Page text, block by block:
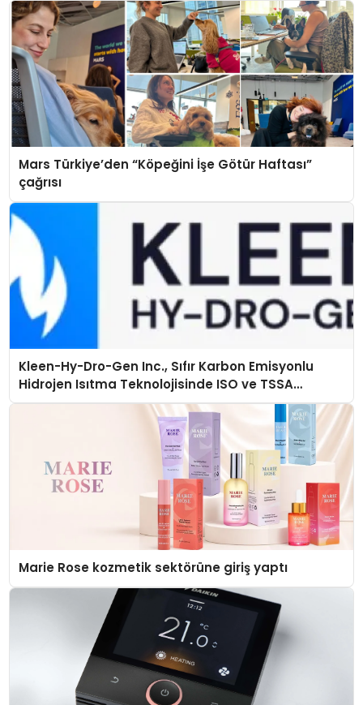
Mars Türkiye’den “Köpeğini İşe Götür Haftası”
çağrısı
Kleen-Hy-Dro-Gen Inc., Sıfır Karbon Emisyonlu
Hidrojen Isıtma Teknolojisinde ISO ve TSSA
Düzenleyici Onaylarını Aldı
Marie Rose kozmetik sektörüne giriş yaptı